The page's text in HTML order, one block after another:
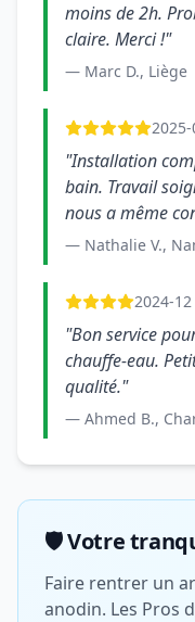
moins de 2h.
claire. Merci !"
— Marc D., Liège
2025-
"Installation
bain. Travail
nous a même
— Nathalie V.,
2024-12
"Bon service
chauffe-eau.
qualité."
— Ahmed B.,
🛡️ Votre
Faire rentrer un
anodin. Les Pros